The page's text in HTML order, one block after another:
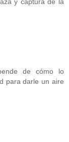
de cómo lo
para darle un aire